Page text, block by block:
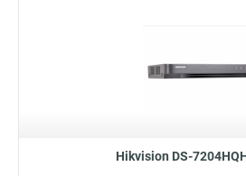
Hikvision DS-